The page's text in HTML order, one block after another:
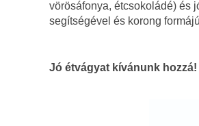
vörösáfonya, étcsokoládé) és
segítségével és korong
Jó étvágyat kívánunk hozzá!